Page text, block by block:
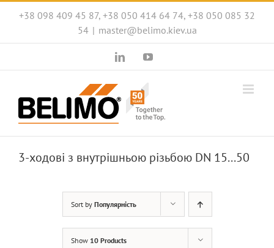
+38 098 409 45 87, +38 050 414 64 74, +38 050 085 32
54 | master@belimo.kiev.ua
LinkedInYouTube
3-ходові з внутрішньою різьбою DN 15...50
Sort by Популярність
Show 10 Products